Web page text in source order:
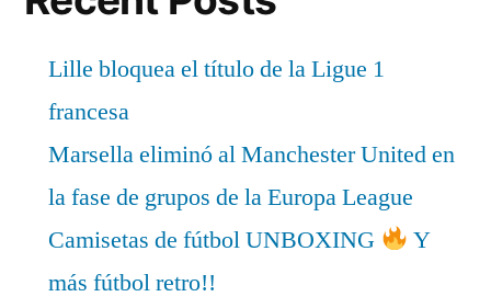
Lille bloquea el título de la Ligue 1
francesa
Marsella eliminó al Manchester United en
la fase de grupos de la Europa League
Camisetas de fútbol UNBOXING
Y
más fútbol retro!!